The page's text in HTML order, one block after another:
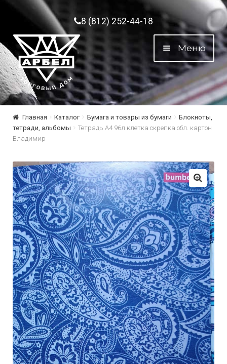
Перейти к навигации
Перейти к содержимому8 (812) 252-44-18
Меню
Главная Каталог Бумага и товары из бумаги
Блокноты,
тетради, альбомы
Тетрадь А4 96л клетка скрепка обл. картон
Владимир
🔍